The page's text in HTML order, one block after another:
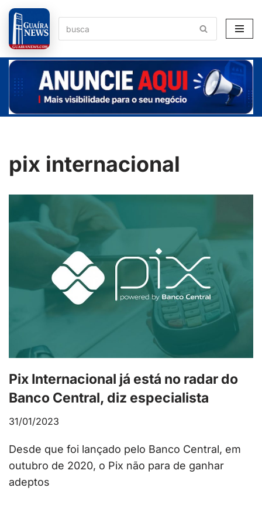
Pular
para
o
conteúdo
pix internacional
Pix Internacional já está no radar do
Banco Central, diz especialista
31/01/2023
Desde que foi lançado pelo Banco Central, em
outubro de 2020, o Pix não para de ganhar
adeptos